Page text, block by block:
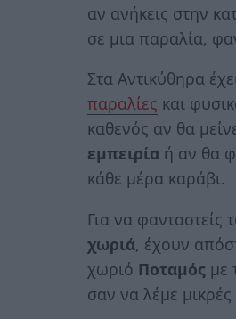
αν ανήκεις στην
σε μια παραλία,
Στα Αντικύθηρα
παραλίες και
καθενός αν θα
εμπειρία ή αν θα
κάθε μέρα καράβι.
Για να φανταστείς
χωριά, έχουν
χωριό Ποταμός με
σαν να λέμε μικρές